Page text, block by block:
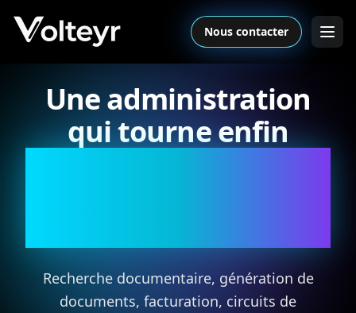
Nous contacter
Une administration
qui tourne enfin
Recherche documentaire, génération de
documents, facturation, circuits de